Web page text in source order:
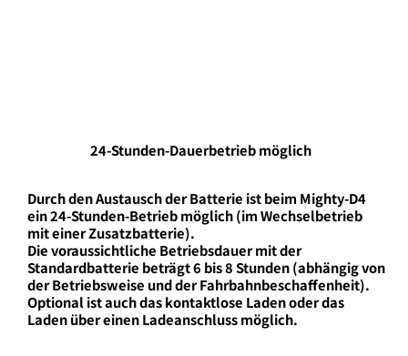
Durch den Austausch der Batterie ist beim Mighty-D4
ein 24-Stunden-Betrieb möglich (im Wechselbetrieb
mit einer Zusatzbatterie).
Die voraussichtliche Betriebsdauer mit der
Standardbatterie beträgt 6 bis 8 Stunden (abhängig von
der Betriebsweise und der Fahrbahnbeschaffenheit).
Optional ist auch das kontaktlose Laden oder das
Laden über einen Ladeanschluss möglich.
24-Stunden-Dauerbetrieb möglich